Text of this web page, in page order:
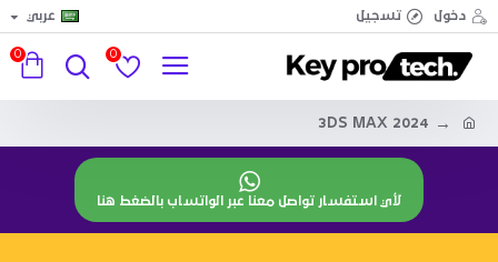
دخول تسجيل عربي
0
0
3DS MAX 2024
لأي استفسار تواصل معنا عبر الواتساب بالضغط هنا